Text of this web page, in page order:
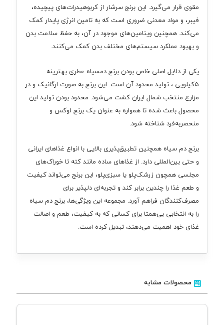
مقوی قرار می‌گیرد. این برنج سرشار از کربوهیدرات‌های پیچیده،
فیبر، و مواد معدنی ضروری است که به تامین انرژی پایدار کمک
می‌کند. همچنین ویتامین‌های موجود در آن، به حفظ سلامت بدن
و بهبود عملکرد سیستم‌های مختلف بدن کمک می‌کنند.
یکی از دلایل اصلی خاص بودن برنج دمسیاه عطری بهترینه
۵کیلویی ، تولید محدود آن است. این برنج به صورت ارگانیک و در
مزارع منتخب شمال ایران کشت می‌شود. محدود بودن تولید این
محصول باعث شده تا همواره به عنوان یک برنج لوکس و
منحصر‌به‌فرد شناخته شود.
برنج دم سیاه همچنین تطبیق‌پذیری بالایی با انواع غذاهای ایرانی
و حتی بین‌المللی دارد. از غذاهای ساده مانند کته تا خوراک‌های
مجلسی همچون زرشک‌پلو یا سبزی‌پلو، این برنج می‌تواند کیفیت
و طعم غذا را چندین برابر کند و تجربه‌ای دلپذیر برای
مصرف‌کنندگان فراهم آورد. مجموعه این ویژگی‌ها، برنج دم سیاه
را به انتخابی بی‌همتا برای کسانی که به کیفیت، طعم و اصالت
غذای خود اهمیت می‌دهند، تبدیل کرده است.
محصولات مشابه